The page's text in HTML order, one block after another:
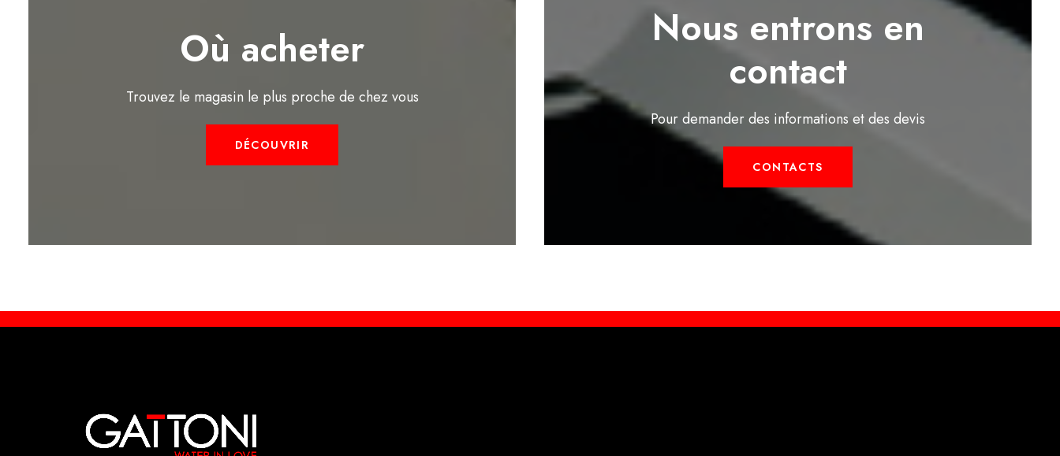
Où acheter
Trouvez le magasin le plus proche de chez vous
DÉCOUVRIR
Nous entrons en
contact
Pour demander des informations et des devis
CONTACTS